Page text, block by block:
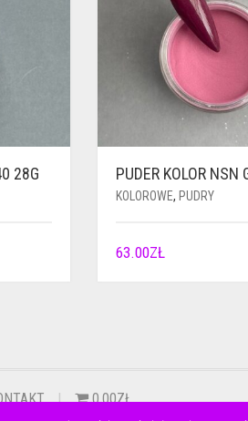
28G PUDER KOLOR NSN
KOLOROWE, PUDRY
63.00ZŁ
0.00ZŁ